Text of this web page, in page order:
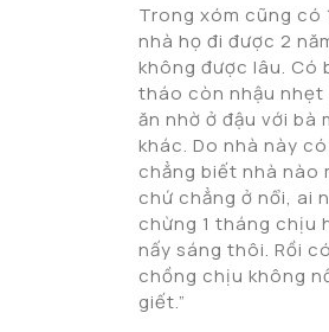
Trong xóm cũng có
nhà họ đi được 2
không được lâu. Có
tháo còn nhậu nhẹt
ăn nhờ ở đậu với bà
khác. Do nhà này
chẳng biết nhà nào
chứ chẳng ở nổi, ai
chừng 1 tháng chịu
nấy sáng thôi. Rồi
chồng chịu không
giết.”